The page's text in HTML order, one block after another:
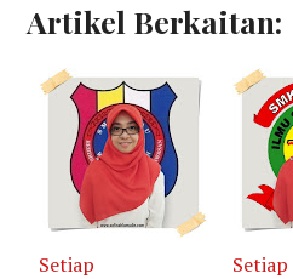
Artikel Berkaitan:
Setiap
Setiap